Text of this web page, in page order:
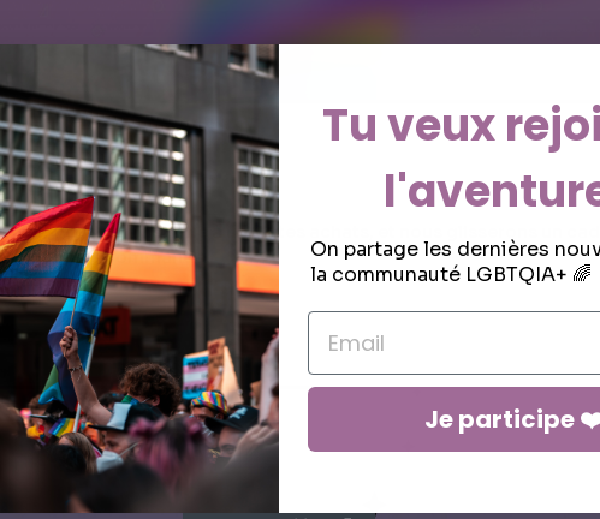
nous un avis suite à un de tes achats, et nous glisserons un
prochaine commande.
Tu veux
On partage les dernières
la communauté LGBTQIA+ 🌈
Je participe